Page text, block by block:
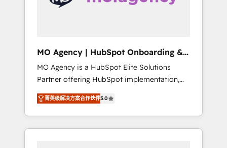
growth-ready HubSpot architectures that
custom integrations across your full tech
stack. - Custom object setup, CMS builds, and
full-funnel automation. - Dashboards,
lifecycle campaigns, and lead nurturing
sequences. - Cross-hub setup across
Marketing, Sales, Operations, and Service
Hubs. - Ongoing optimization, managed
MO Agency | HubSpot Onboarding &
Implementation
MO Agency is a HubSpot Elite Solutions
Partner offering HubSpot implementation,
marketing automation, CRM and RevOps
consulting, B2B SEO, paid media, content
marketing, AEO and GEO (AI search
optimisation), and HubSpot Content Hub
菁英级解决方案合作伙伴5.0